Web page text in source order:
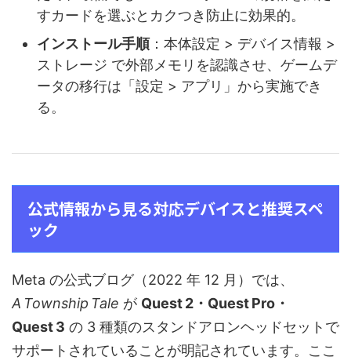
すカードを選ぶとカクつき防止に効果的。
インストール手順：本体設定 > デバイス情報 >
ストレージ で外部メモリを認識させ、ゲームデ
ータの移行は「設定 > アプリ」から実施でき
る。
公式情報から見る対応デバイスと推奨スペ
ック
Meta の公式ブログ（2022 年 12 月）では、
A Township Tale が Quest 2・Quest Pro・
Quest 3 の 3 種類のスタンドアロンヘッドセットで
サポートされていることが明記されています。ここ